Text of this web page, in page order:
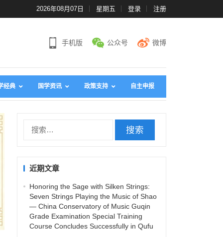
2026年08月07日 星期五 登录 注册
手机版 公众号 微博
经典 国学资讯 政策支持 自主申报
近期文章
Honoring the Sage with Silken Strings:
Seven Strings Playing the Music of Shao
— China Conservatory of Music Guqin
Grade Examination Special Training
Course Concludes Successfully in Qufu